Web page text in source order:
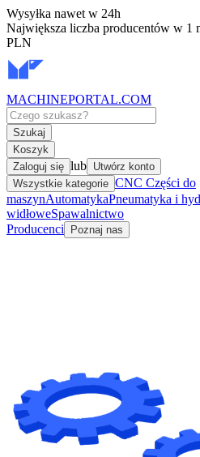
Wysyłka nawet w 24h
Największa liczba producentów w 1
PLN
MACHINEPORTAL.COM
Szukaj
Koszyk
Zaloguj się lub Utwórz konto
Wszystkie kategorie CNC Części do
maszynAutomatykaPneumatyka i
widłoweSpawalnictwo
Producenci
Poznaj nas